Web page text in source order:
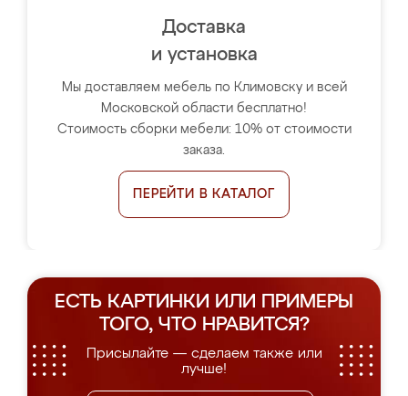
Доставка
и установка
Мы доставляем мебель по Климовску и всей
Московской области бесплатно!
Стоимость сборки мебели: 10% от стоимости
заказа.
ПЕРЕЙТИ В КАТАЛОГ
ЕСТЬ КАРТИНКИ ИЛИ ПРИМЕРЫ
ТОГО, ЧТО НРАВИТСЯ?
Присылайте — сделаем также или
лучше!